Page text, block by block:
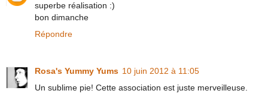
superbe réalisation :)
bon dimanche
Répondre
Rosa's Yummy Yums 10 juin 2012 à 11:05
Un sublime pie! Cette association est juste merveilleuse.